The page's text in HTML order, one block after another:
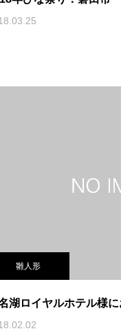
雛人形
湖ロイヤルホテル様